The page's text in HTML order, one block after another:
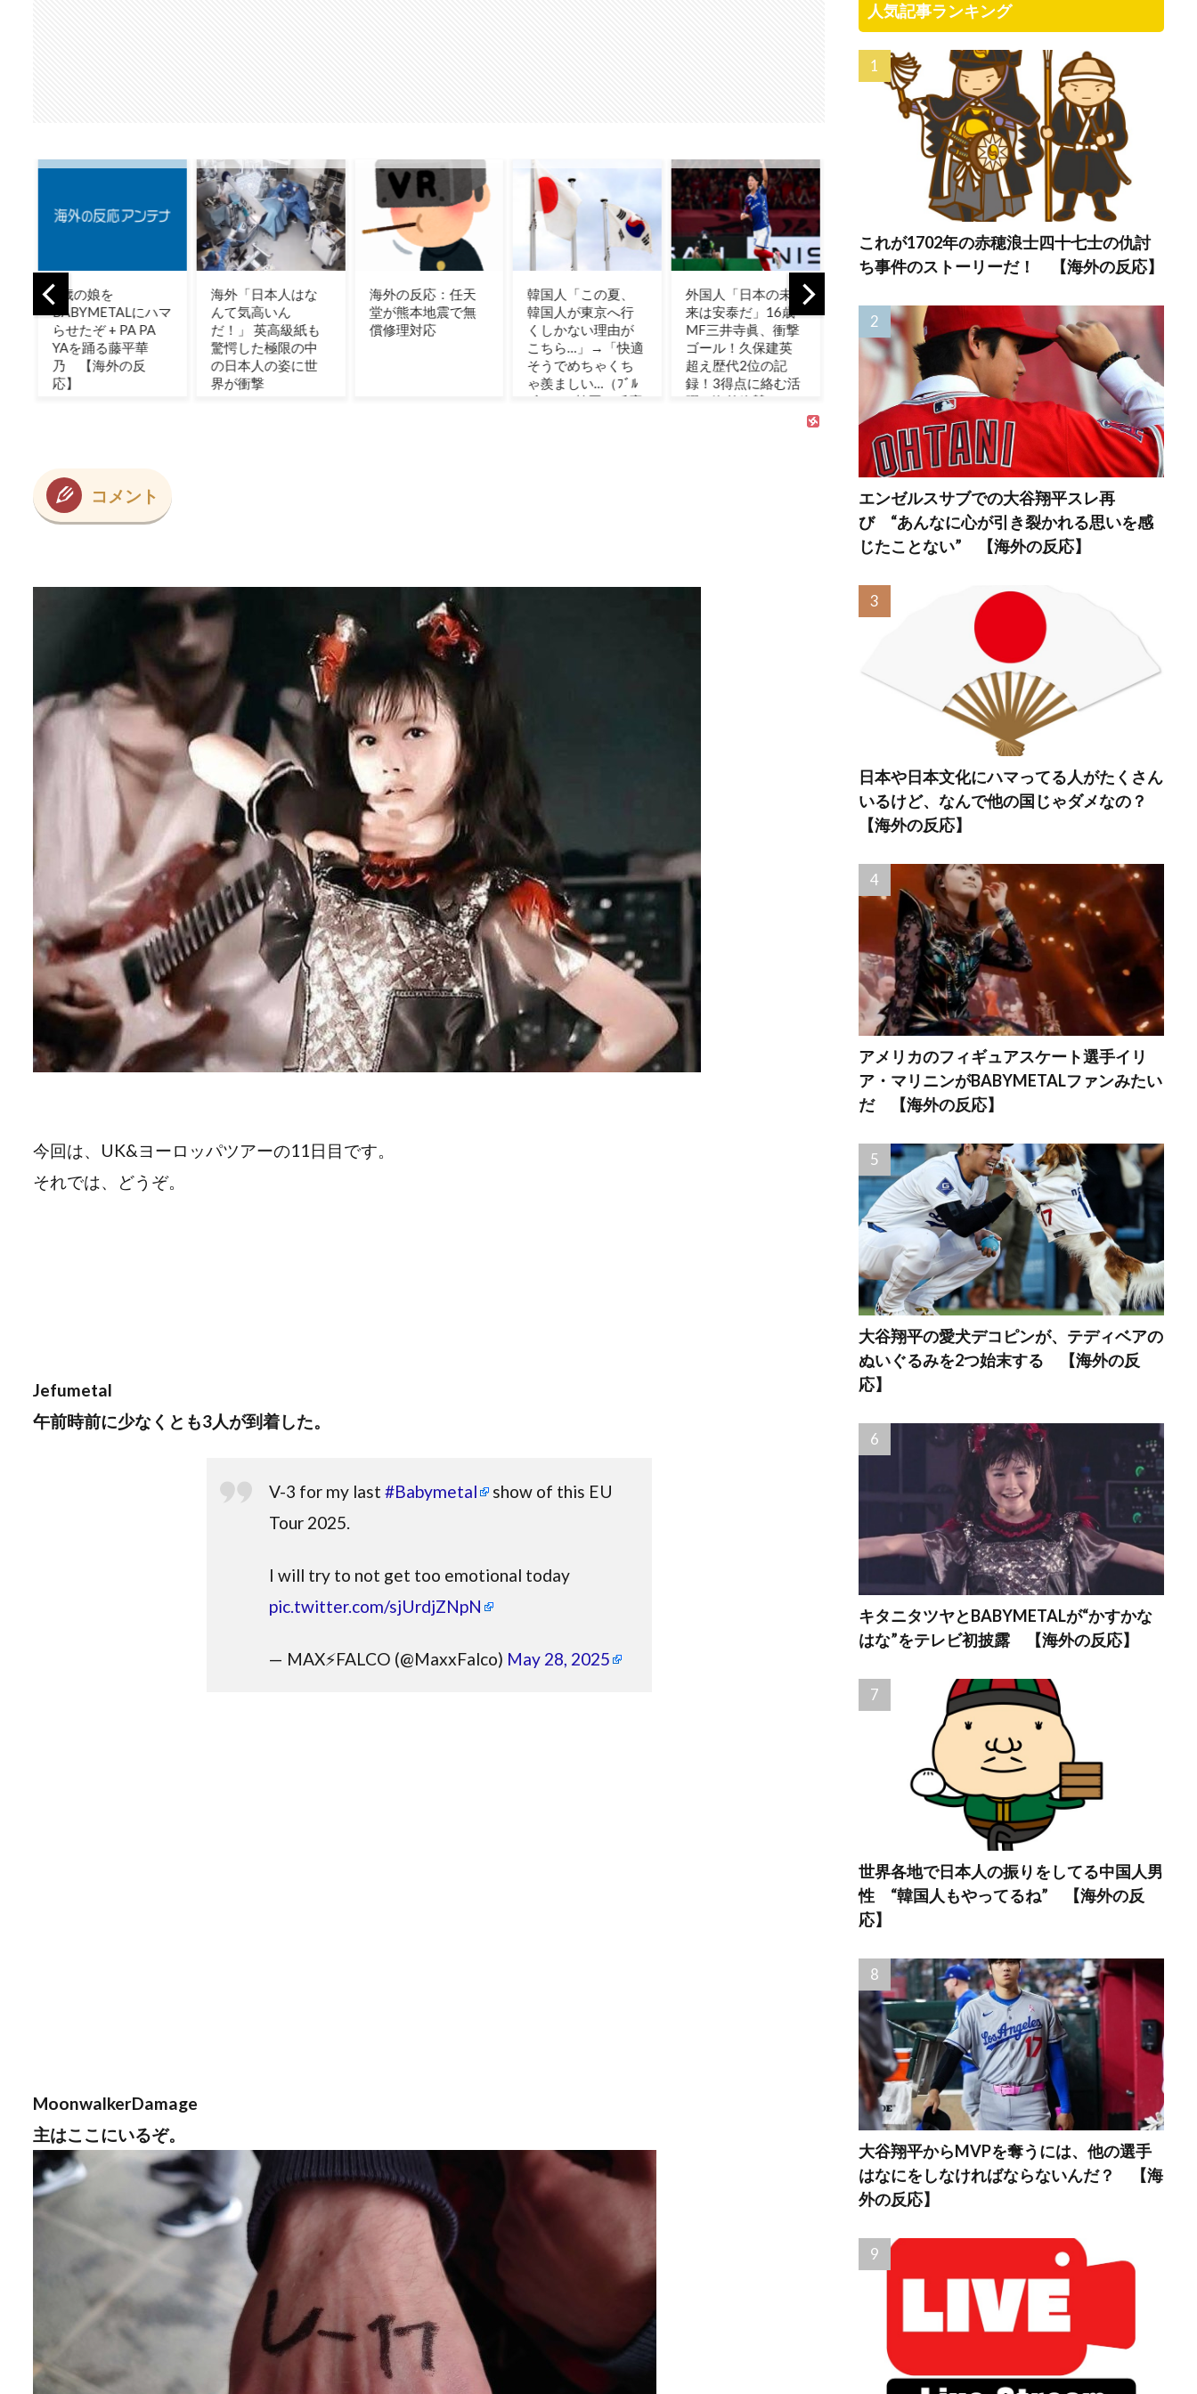
海外「日本人はな
んて気高いん
だ！」 英高級紙も
驚愕した極限の中
の日本人の姿に世
界が衝撃
海外の反応：任天
堂が熊本地震で無
償修理対応
韓国人「この夏、
韓国人が東京へ行
くしかない理由が
外国人「日本の未
来は安泰だ」16歳
MF三井寺眞、衝撃
ゴール！久保建英
超え歴代2位の記
録！3得点に絡む活
躍で海外絶賛！
「ホッキョクグマ
が通りに現れたと
き、誰でも逃げ込
めるように」北緯
78度の町が家も車
も鍵をかけない理
由とは？
MVP」岡本vs鈴木
の日本人対決はカ
ブスの劇的サヨナ
ラ勝利！（海外の
反応）
な問い【ポーラン
ドボール】
が多
「日
色々
のUI
に不
コメント
今回は、UK&ヨーロッパツアーの11日目です。
それでは、どうぞ。
Jefumetal
午前時前に少なくとも3人が到着した。
V-3 for my last #Babymetal show of this EU
Tour 2025.
I will try to not get too emotional today
pic.twitter.com/sjUrdjZNpN
— MAX⚡️FALCO (@MaxxFalco) May 28, 2025
MoonwalkerDamage
主はここにいるぞ。
人気記事ランキング
これが1702年の赤穂浪士四十七士の仇討
ち事件のストーリーだ！ 【海外の反応】
エンゼルスサブでの大谷翔平スレ再
び “あんなに心が引き裂かれる思いを感
じたことない” 【海外の反応】
日本や日本文化にハマってる人がたくさん
いるけど、なんで他の国じゃダメなの？
【海外の反応】
アメリカのフィギュアスケート選手イリ
ア・マリニンがBABYMETALファンみたい
だ 【海外の反応】
大谷翔平の愛犬デコピンが、テディベアの
ぬいぐるみを2つ始末する 【海外の反
応】
キタニタツヤとBABYMETALが“かすかな
はな”をテレビ初披露 【海外の反応】
世界各地で日本人の振りをしてる中国人男
性 “韓国人もやってるね” 【海外の反
応】
大谷翔平からMVPを奪うには、他の選手
はなにをしなければならないんだ？ 【海
外の反応】